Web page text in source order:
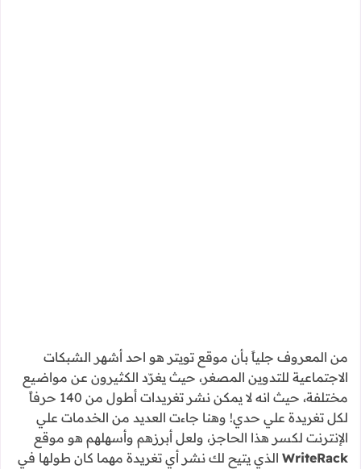
من المعروف جلياً بأن موقع تويتر هو احد أشهر الشبكات
الاجتماعية للتدوين المصغر، حيث يغرّد الكثيرون عن مواضيع
مختلفة، حيث انه لا يمكن نشر تغريدات أطول من 140 حرفاً
لكل تغريدة علي حدي! وهنا جاءت العديد من الخدمات علي
الإنترنت لكسر هذا الحاجز، ولعل أبرزهم وأسهلهم هو موقع
WriteRack الذي يتيح لك نشر أي تغريدة مهما كان طولها في